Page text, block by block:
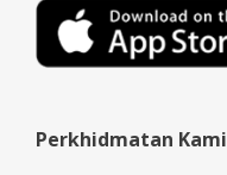
Perkhidmatan Kami